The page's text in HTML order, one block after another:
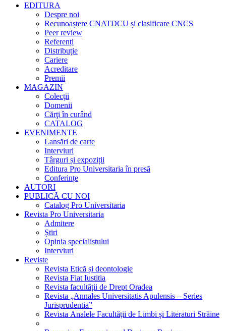
EDITURA
Despre noi
Recunoaștere CNATDCU și clasificare CNCS
Peer review
Referenți
Distribuție
Cariere
Acreditare
Premii
MAGAZIN
Colecții
Domenii
Cărţi în curând
CATALOG
EVENIMENTE
Lansări de carte
Interviuri
Târguri și expoziții
Editura Pro Universitaria în presă
Conferințe
AUTORI
PUBLICĂ CU NOI
Catalog Pro Universitaria
Revista Pro Universitaria
Admitere
Știri
Opinia specialistului
Interviuri
Reviste
Revista Etică și deontologie
Revista Fiat Iustitia
Revista facultății de Drept Oradea
Revista „Annales Universitatis Apulensis – Series
Jurisprudentia”
Revista Analele Facultăţii de Limbi și Literaturi Străine